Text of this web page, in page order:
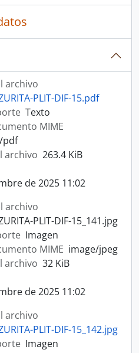
archivo
PLIT-DIF-15.pdf
Texto
MIME
pdf
archivo 263.4 KiB
de 2025 11:02
archivo
PLIT-DIF-15_141.jpg
Imagen
MIME image/jpeg
archivo 32 KiB
de 2025 11:02
archivo
PLIT-DIF-15_142.jpg
Imagen